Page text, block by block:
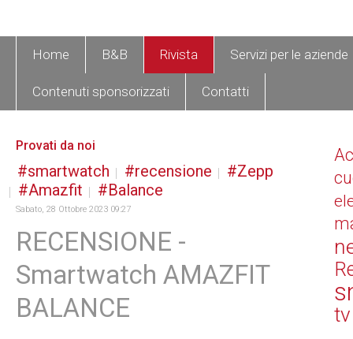
Home B&B Rivista Servizi per le aziende
Contenuti sponsorizzati Contatti
Provati da noi
smartwatch recensione
Zepp
Amazfit
Balance
Sabato, 28 Ottobre 2023 09:27
RECENSIONE -
Smartwatch AMAZFIT
BALANCE
tv